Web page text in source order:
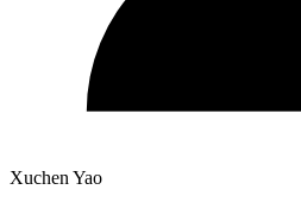
Xuchen Yao